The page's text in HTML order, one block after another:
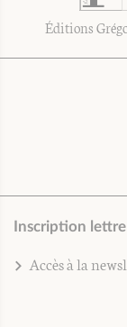
Éditions
Inscription
Accès à la